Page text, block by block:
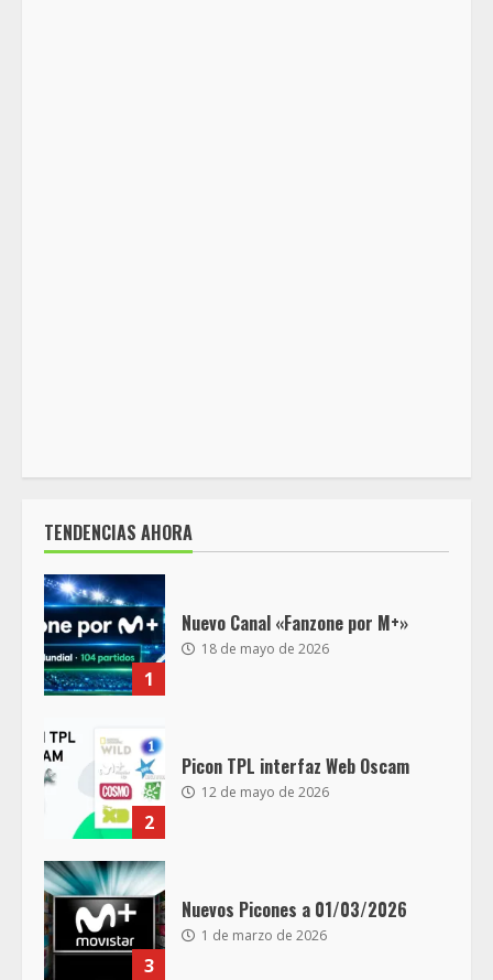
TENDENCIAS AHORA
1
Nuevo Canal «Fanzone por M+»
18 de mayo de 2026
2
Picon TPL interfaz Web Oscam
12 de mayo de 2026
3
Nuevos Picones a 01/03/2026
1 de marzo de 2026